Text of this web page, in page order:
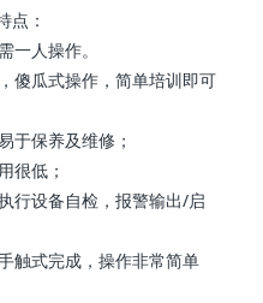
点：
一人操作。
傻瓜式操作，简单培训即可
于保养及维修；
很低；
行设备自检，报警输出/启
触式完成，操作非常简单